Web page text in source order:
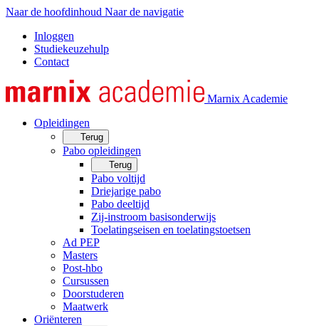
Naar de hoofdinhoud Naar de navigatie
Inloggen
Studiekeuzehulp
Contact
Marnix Academie
Opleidingen
Terug
Pabo opleidingen
Terug
Pabo voltijd
Driejarige pabo
Pabo deeltijd
Zij-instroom basisonderwijs
Toelatingseisen en toelatingstoetsen
Ad PEP
Masters
Post-hbo
Cursussen
Doorstuderen
Maatwerk
Oriënteren